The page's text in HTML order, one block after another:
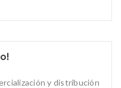
y distribución